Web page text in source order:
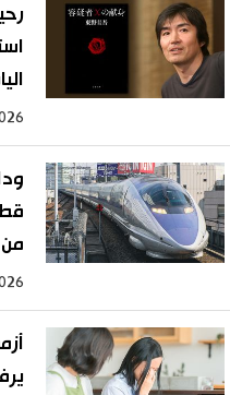
من